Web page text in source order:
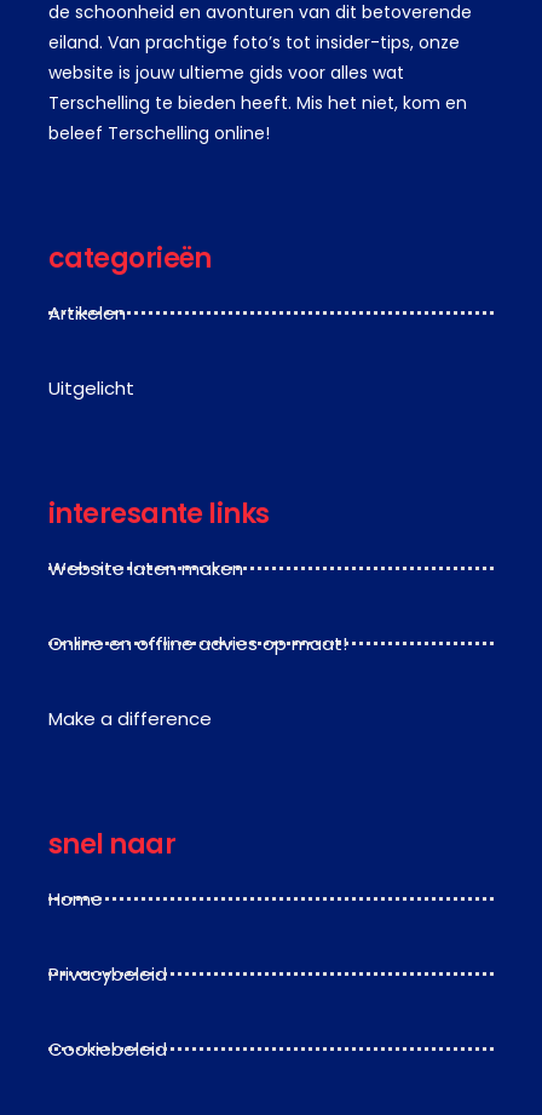
de schoonheid en avonturen van dit betoverende
eiland. Van prachtige foto’s tot insider-tips, onze
website is jouw ultieme gids voor alles wat
Terschelling te bieden heeft. Mis het niet, kom en
beleef Terschelling online!
categorieën
Artikelen
Uitgelicht
interesante links
Website laten maken
Online en offline advies op maat!
Make a difference
snel naar
Home
Privacybeleid
Cookiebeleid